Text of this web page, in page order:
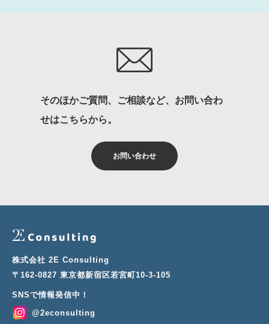
お問い合わせ
そのほかご質問、ご相談など、お問い合わ
せはこちらから。
株式会社 2E Consulting
〒162-0827 東京都新宿区若宮町10-3-105